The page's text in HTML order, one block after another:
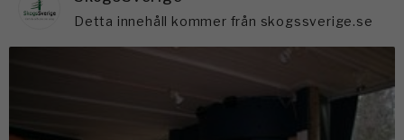
Detta innehåll kommer från skogssverige.se